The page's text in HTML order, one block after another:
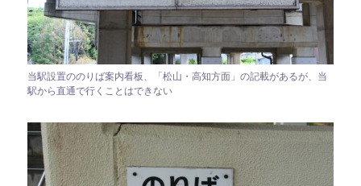
当駅設置ののりば案内看板、「松山・高知方面」の記載があるが、当
駅から直通で行くことはできない